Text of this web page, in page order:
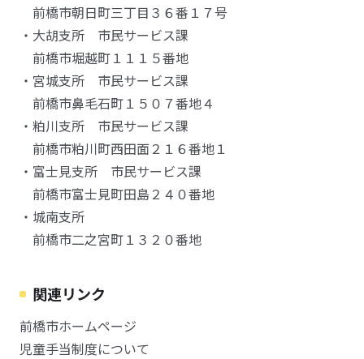
前橋市朝日町三丁目３６番１７号
・大胡支所 市民サービス課
前橋市堀越町１１１５番地
・宮城支所 市民サービス課
前橋市鼻毛石町１５０７番地４
・粕川支所 市民サービス課
前橋市粕川町西田面２１６番地１
・富士見支所 市民サービス課
前橋市富士見町田島２４０番地
・城南支所
前橋市二之宮町１３２０番地
関連リンク
前橋市ホームページ
児童手当制度について